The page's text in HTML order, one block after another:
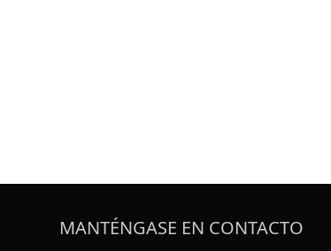
MANTÉNGASE EN CONTACTO